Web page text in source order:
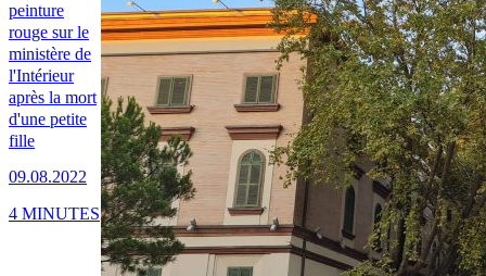
peinture
rouge sur le
ministère de
l'Intérieur
après la mort
d'une petite
fille
09.08.2022
4 MINUTES